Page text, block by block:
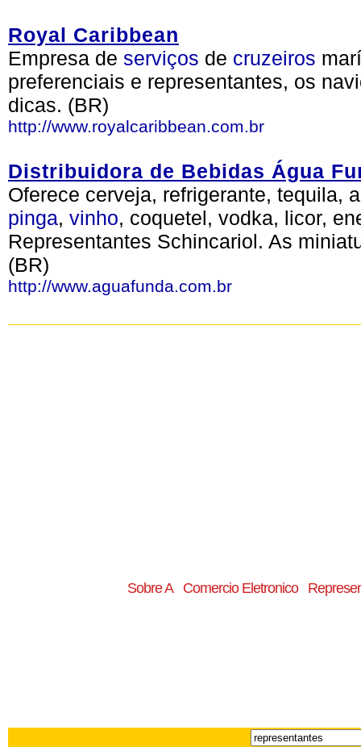
Royal Caribbean
Empresa de serviços de cruzeiros
preferenciais e representantes, os
dicas. (BR)
http://www.royalcaribbean.com.br
Distribuidora de Bebidas Água
Oferece cerveja, refrigerante, tequila,
pinga, vinho, coquetel, vodka, licor,
Representantes Schincariol. As
(BR)
http://www.aguafunda.com.br
Sobre A Comercio Eletronico